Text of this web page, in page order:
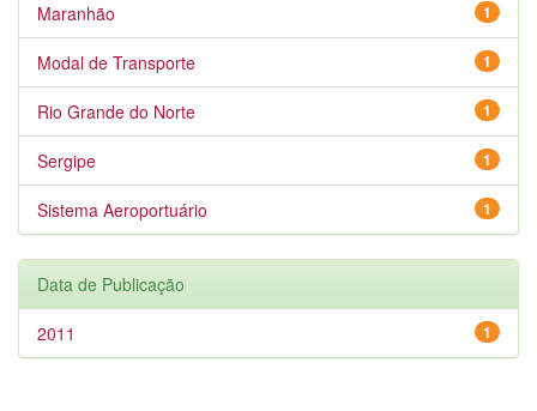
1
Maranhão
1
Modal de Transporte
1
Rio Grande do Norte
1
Sergipe
1
Sistema Aeroportuário
Data de Publicação
1
2011